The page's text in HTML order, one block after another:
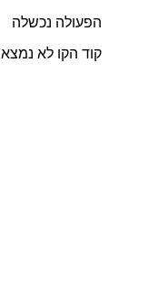
הפעולה נכשלה
קוד הקו לא נמצא